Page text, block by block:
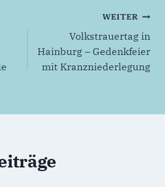
WEITER
Volkstrauertag in
Hainburg – Gedenkfeier
mit Kranzniederlegung